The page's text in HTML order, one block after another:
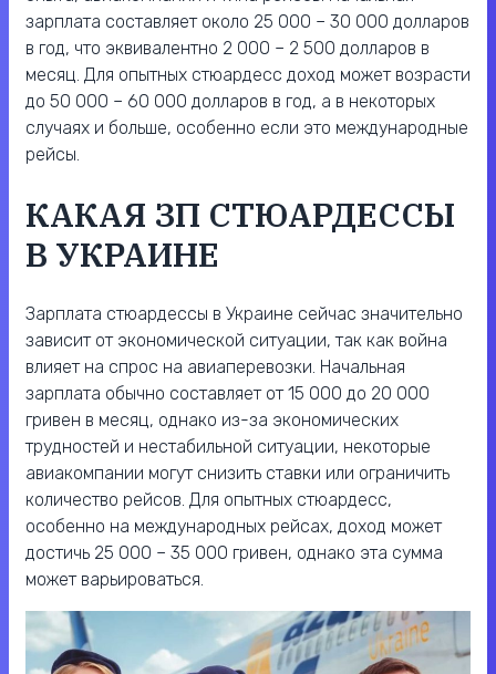
зарплата составляет около 25 000 – 30 000 долларов
в год, что эквивалентно 2 000 – 2 500 долларов в
месяц. Для опытных стюардесс доход может возрасти
до 50 000 – 60 000 долларов в год, а в некоторых
случаях и больше, особенно если это международные
рейсы.
КАКАЯ ЗП СТЮАРДЕССЫ
В УКРАИНЕ
Зарплата стюардессы в Украине сейчас значительно
зависит от экономической ситуации, так как война
влияет на спрос на авиаперевозки. Начальная
зарплата обычно составляет от 15 000 до 20 000
гривен в месяц, однако из-за экономических
трудностей и нестабильной ситуации, некоторые
авиакомпании могут снизить ставки или ограничить
количество рейсов. Для опытных стюардесс,
особенно на международных рейсах, доход может
достичь 25 000 – 35 000 гривен, однако эта сумма
может варьироваться.